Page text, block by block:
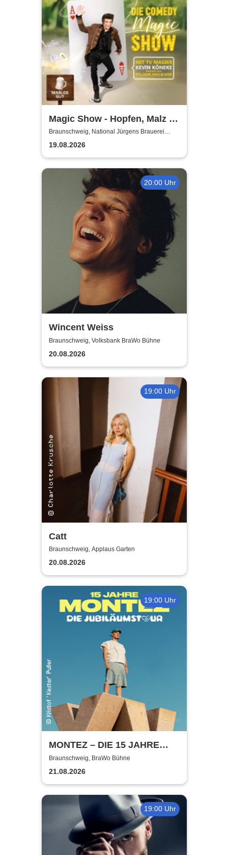
Magic Show - Hopfen, Malz &
Wunder - Kevin Köneke
Braunschweig, National Jürgens Brauerei
GmbH
19.08.2026
20:00 Uhr
Wincent Weiss
Braunschweig, Volksbank BraWo Bühne
20.08.2026
19:00 Uhr
Catt
Braunschweig, Applaus Garten
20.08.2026
19:00 Uhr
MONTEZ – DIE 15 JAHRE
MONTEZ – TOUR
Braunschweig, BraWo Bühne
21.08.2026
19:00 Uhr